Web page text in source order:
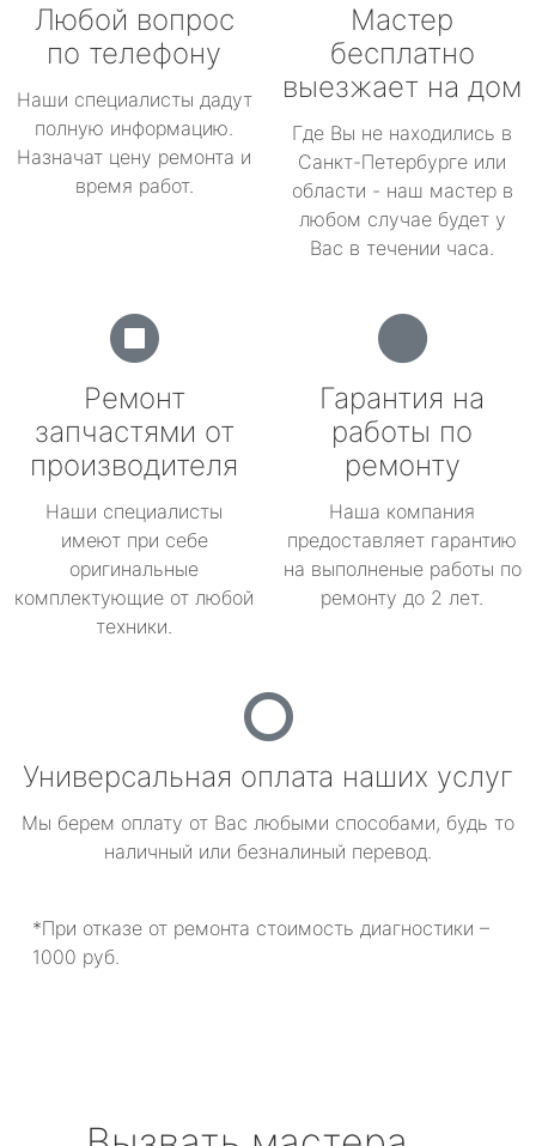
Любой вопрос
по телефону
Наши специалисты дадут
полную информацию.
Назначат цену ремонта и
время работ.
Мастер
бесплатно
выезжает на дом
Где Вы не находились в
Санкт-Петербурге или
области - наш мастер в
любом случае будет у
Вас в течении часа.
Ремонт
запчастями от
производителя
Наши специалисты
имеют при себе
оригинальные
комплектующие от любой
техники.
Гарантия на
работы по
ремонту
Наша компания
предоставляет гарантию
на выполненые работы по
ремонту до 2 лет.
Универсальная оплата наших услуг
Мы берем оплату от Вас любыми способами, будь то
наличный или безналиный перевод.
*При отказе от ремонта стоимость диагностики –
1000 руб.